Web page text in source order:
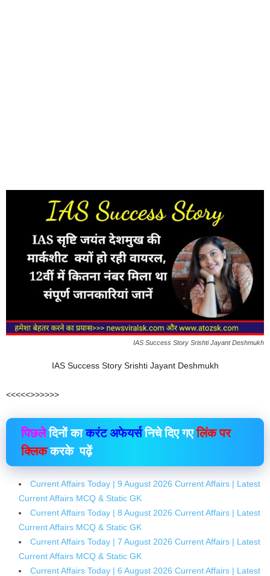
IAS Success Story Srishti Jayant Deshmukh
IAS Success Story Srishti Jayant Deshmukh
<<<<<>>>>>>
पिछलेदिनों काकरंट अफेयर्सनिचे दिए गएलिंक पर
क्लिककरके पढ़ें
Current Affairs Today | 9 August 2026 Current Affairs | Latest
Current Affairs MCQ & Static GK
Current Affairs Today | 8 August 2026 Current Affairs | Latest
Current Affairs MCQ & Static GK
Current Affairs Today | 7 August 2026 Current Affairs | Latest
Current Affairs MCQ & Static GK
Current Affairs Today | 6 August 2026 Current Affairs | Latest